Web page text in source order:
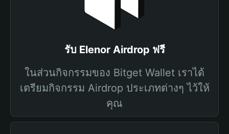
รับ Elenor Airdrop ฟรี
ในส่วนกิจกรรมของ Bitget Wallet เราได้
เตรียมกิจกรรม Airdrop ประเภทต่างๆ ไว้ให้
คุณ